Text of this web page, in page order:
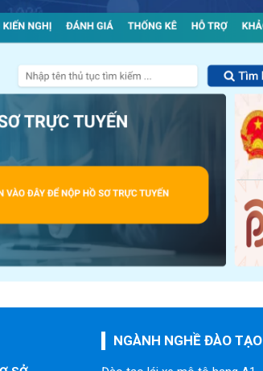
NGÀNH NGHỀ ĐÀO TẠO